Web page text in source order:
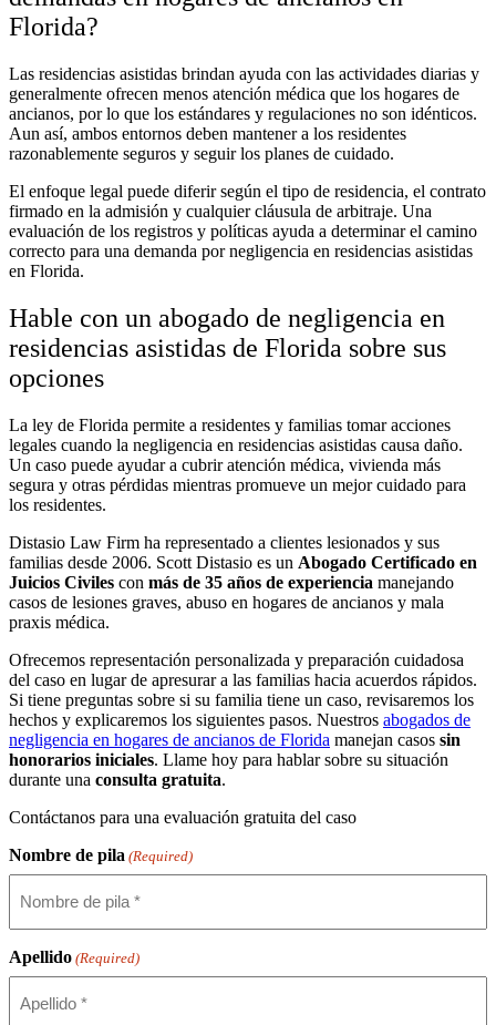
Florida?
Las residencias asistidas brindan ayuda con las actividades diarias y
generalmente ofrecen menos atención médica que los hogares de
ancianos, por lo que los estándares y regulaciones no son idénticos.
Aun así, ambos entornos deben mantener a los residentes
razonablemente seguros y seguir los planes de cuidado.
El enfoque legal puede diferir según el tipo de residencia, el contrato
firmado en la admisión y cualquier cláusula de arbitraje. Una
evaluación de los registros y políticas ayuda a determinar el camino
correcto para una demanda por negligencia en residencias asistidas
en Florida.
Hable con un abogado de negligencia en
residencias asistidas de Florida sobre sus
opciones
La ley de Florida permite a residentes y familias tomar acciones
legales cuando la negligencia en residencias asistidas causa daño.
Un caso puede ayudar a cubrir atención médica, vivienda más
segura y otras pérdidas mientras promueve un mejor cuidado para
los residentes.
Distasio Law Firm ha representado a clientes lesionados y sus
familias desde 2006. Scott Distasio es un Abogado Certificado en
Juicios Civiles con más de 35 años de experiencia manejando
casos de lesiones graves, abuso en hogares de ancianos y mala
praxis médica.
Ofrecemos representación personalizada y preparación cuidadosa
del caso en lugar de apresurar a las familias hacia acuerdos rápidos.
Si tiene preguntas sobre si su familia tiene un caso, revisaremos los
hechos y explicaremos los siguientes pasos. Nuestros abogados de
negligencia en hogares de ancianos de Florida manejan casos sin
honorarios iniciales. Llame hoy para hablar sobre su situación
durante una consulta gratuita.
Contáctanos para una evaluación gratuita del caso
Nombre de pila (Required)
Apellido (Required)